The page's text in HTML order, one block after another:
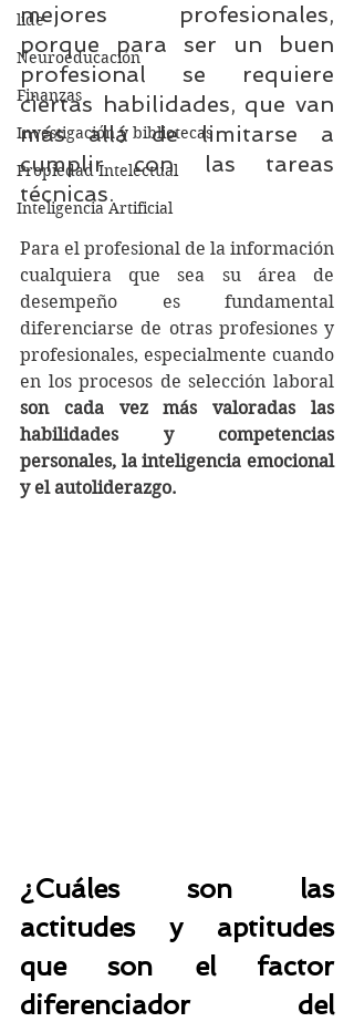
lide
Neuroeducación
Finanzas
Investigación y bibliotecas
Propiedad Intelectual
Inteligencia Artificial
mejores profesionales,
porque para ser un buen
profesional se requiere
ciertas habilidades, que van
más allá de limitarse a
cumplir con las tareas
técnicas.
Para el profesional de la información
cualquiera que sea su área de
desempeño es fundamental
diferenciarse de otras profesiones y
profesionales, especialmente cuando
son cada vez más valoradas las
habilidades y competencias
personales, la inteligencia emocional
y el autoliderazgo.
¿Cuáles son las
actitudes y aptitudes
que son el factor
diferenciador del